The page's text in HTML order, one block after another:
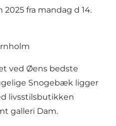
2025 fra mandag d 14.
ved Øens bedste
Snogebæk ligger
livsstilsbutikken
galleri Dam.